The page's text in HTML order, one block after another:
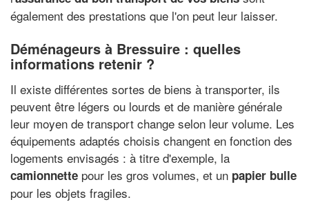
également des prestations que l'on peut leur laisser.
Déménageurs à Bressuire : quelles
informations retenir ?
Il existe différentes sortes de biens à transporter, ils
peuvent être légers ou lourds et de manière générale
leur moyen de transport change selon leur volume. Les
équipements adaptés choisis changent en fonction des
logements envisagés : à titre d'exemple, la
camionnette pour les gros volumes, et un papier bulle
pour les objets fragiles.